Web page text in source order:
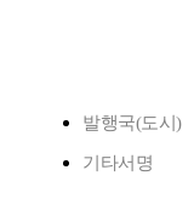
발행국(도시)
기타서명